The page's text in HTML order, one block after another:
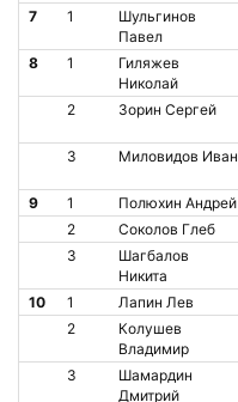
7 1
Шульгинов
Павел
8 1
Гиляжев
Николай
2 Зорин Сергей
3 Миловидов Иван
9 1 Полюхин Андрей
2
Соколов Глеб
3
Шагбалов
Никита
10 1 Лапин Лев
2
Колушев
Владимир
3
Шамардин
Дмитрий